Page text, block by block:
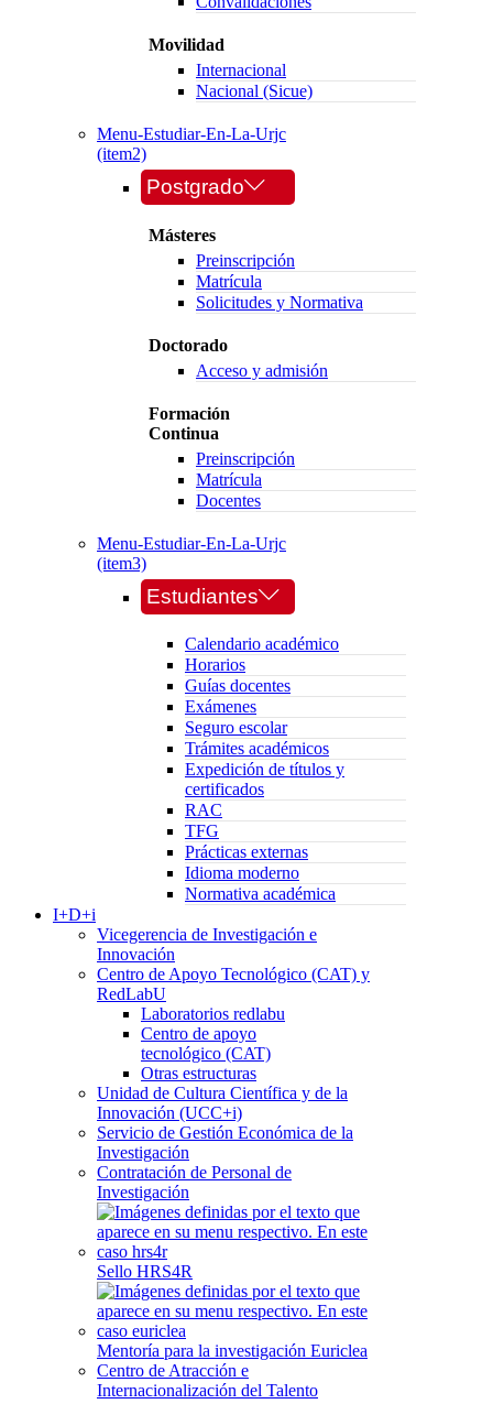
Movilidad
Internacional
Nacional (Sicue)
Menu-Estudiar-En-La-Urjc
(item2)
Postgrado
Másteres
Preinscripción
Matrícula
Solicitudes y Normativa
Doctorado
Acceso y admisión
Formación
Continua
Preinscripción
Matrícula
Docentes
Menu-Estudiar-En-La-Urjc
(item3)
Estudiantes
Calendario académico
Horarios
Guías docentes
Exámenes
Seguro escolar
Trámites académicos
Expedición de títulos y
certificados
RAC
TFG
Prácticas externas
Idioma moderno
Normativa académica
I+D+i
Vicegerencia de Investigación e
Innovación
Centro de Apoyo Tecnológico (CAT) y
RedLabU
Laboratorios redlabu
Centro de apoyo
tecnológico (CAT)
Otras estructuras
Unidad de Cultura Científica y de la
Innovación (UCC+i)
Servicio de Gestión Económica de la
Investigación
Contratación de Personal de
Investigación
Sello HRS4R
Mentoría para la investigación Euriclea
Centro de Atracción e
Internacionalización del Talento